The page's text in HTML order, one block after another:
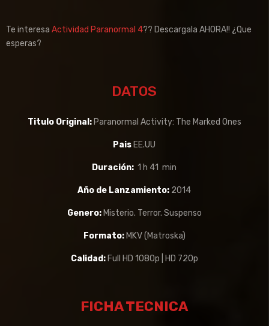
Te interesa Actividad Paranormal 4?? Descargala AHORA!! ¿Que
esperas?
DATOS
Titulo Original: Paranormal Activity: The Marked Ones
Pais EE.UU
Duración: 1 h 41 min
Año de Lanzamiento: 2014
Genero:Misterio. Terror. Suspenso
Formato: MKV (Matroska)
Calidad: Full HD 1080p | HD 720p
FICHA TECNICA